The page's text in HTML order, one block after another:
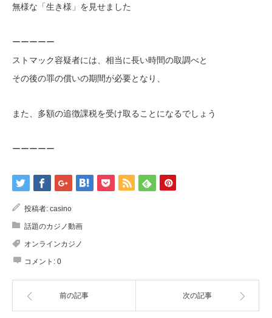
無様な「生き様」を見せました
ーーーーー
ストマック容疑者には、相当に長い時間の取調べと
その後の罪の償いの期間が必要となり、
また、多額の追徴課税を受け取ることになるでしょう
ーーーーー
投稿者: casino
話題のカジノ動画
オンラインカジノ
コメント: 0
前の記事 次の記事